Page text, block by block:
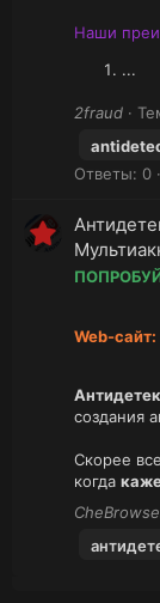
Наши
...
2fraud
Ответы: 0
Web-сайт:
создания
Скорее
когда